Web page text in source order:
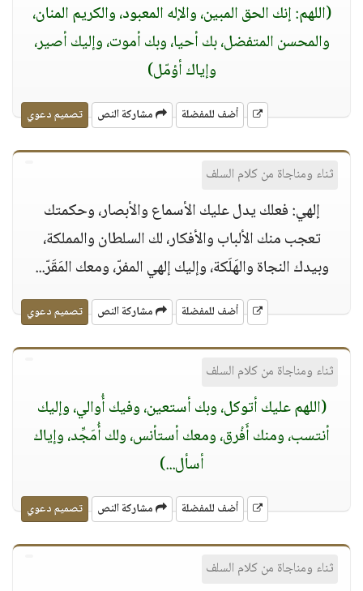
(اللهم: إنك الحق المبين، والإله المعبود، والكريم المنان،
والمحسن المتفضل، بك أحيا، وبك أموت، وإليك أصير،
وإياك أؤمّل)
أضف للمفضلة مشاركة النص تصميم دعوي
ثناء ومناجاة من كلام السلف
إلهي: فعلك يدل عليك الأسماع والأبصار، وحكمتك
تعجب منك الألباب والأفكار، لك السلطان والمملكة،
وبيدك النجاة والهَلَكة، وإليك إلهي المفرّ، ومعك المَقَرّ...
أضف للمفضلة مشاركة النص تصميم دعوي
ثناء ومناجاة من كلام السلف
(اللهم عليك أتوكل، وبك أستعين، وفيك أُوالي، وإليك
أنتسب، ومنك أَفْرق، ومعك أستأنس، ولك أُمَجِّد، وإياك
أسأل...)
أضف للمفضلة مشاركة النص تصميم دعوي
ثناء ومناجاة من كلام السلف